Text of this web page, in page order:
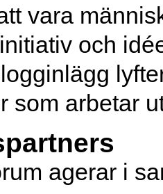
vara
och
som arbetar
agerar i